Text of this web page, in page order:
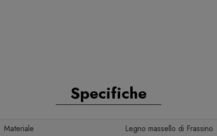
Specifiche
Materiale
Legno massello di Frassino